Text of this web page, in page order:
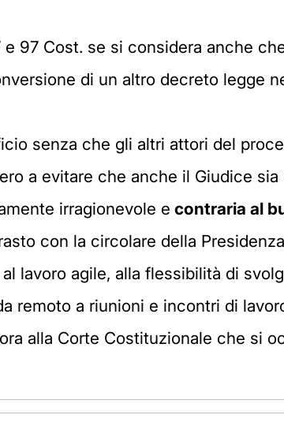
97 Cost. se si considera anche
di un altro decreto legge
senza che gli altri attori del
a evitare che anche il Giudice
irragionevole e contraria al
con la circolare della
lavoro agile, alla flessibilità di
remoto a riunioni e incontri di
alla Corte Costituzionale che si